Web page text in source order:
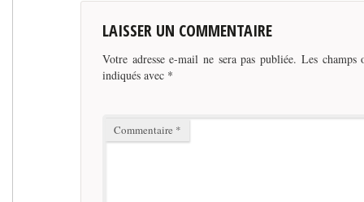
LAISSER UN COMMENTAIRE
Votre adresse e-mail ne sera pas publiée. Les champs
indiqués avec *
Commentaire *